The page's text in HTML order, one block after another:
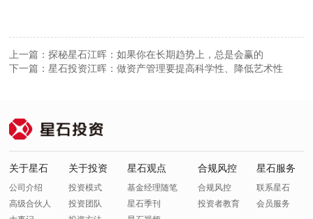
上一篇：探秘星石江晖：如果你在长期趋势上，总是会赢的
下一篇：星石投资江晖：做资产管理要提高科学性、降低艺术性
关于星石
公司介绍
高级合伙人
关于投资
投资模式
投资团队
星石观点
基金经理随笔
星石季刊
合规风控
合规风控
投资者教育
星石服务
联系星石
会员服务